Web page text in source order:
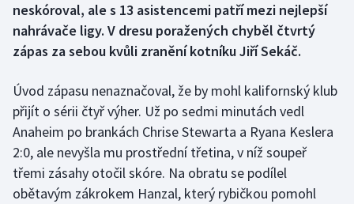
Dostihy
Florbal
Futsal
Golf
Gymnastika
neskóroval, ale s 13 asistencemi patří mezi nejlepší
nahrávače ligy. V dresu poražených chyběl čtvrtý
zápas za sebou kvůli zranění kotníku Jiří Sekáč.
Úvod zápasu nenaznačoval, že by mohl kalifornský klub
přijít o sérii čtyř výher. Už po sedmi minutách vedl
Anaheim po brankách Chrise Stewarta a Ryana Keslera
2:0, ale nevyšla mu prostřední třetina, v níž soupeř
třemi zásahy otočil skóre. Na obratu se podílel
obětavým zákrokem Hanzal, který rybičkou pomohl